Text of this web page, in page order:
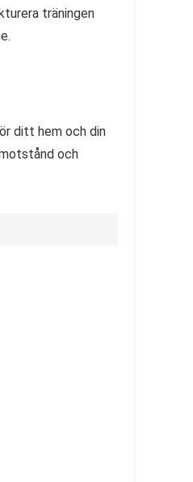
träningen
ditt hem och din
och